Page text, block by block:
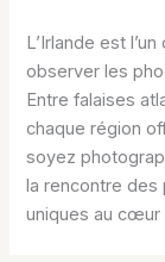
L’Irlande est
observer les
Entre falaises
chaque région
soyez
la rencontre des
uniques au cœur